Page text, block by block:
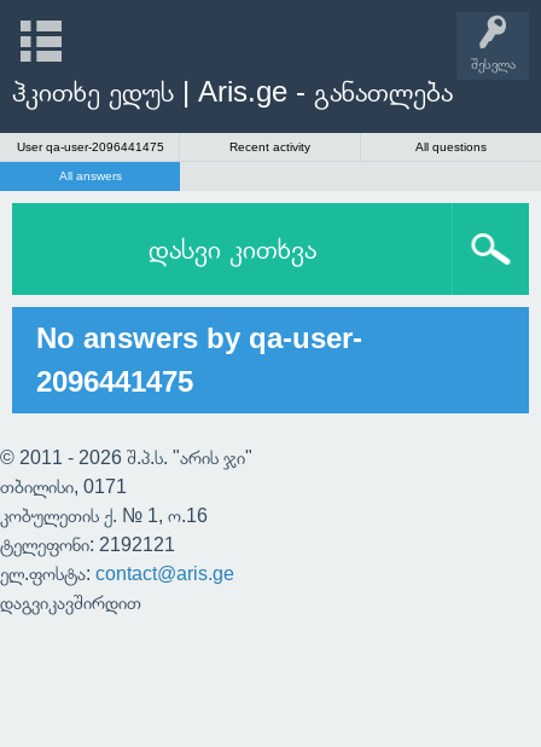
შესვლა
ჰკითხე ედუს | Aris.ge - განათლება
User qa-user-2096441475 Recent activity All questions
All answers
დასვი კითხვა
No answers by qa-user-
2096441475
© 2011 - 2026 შ.პ.ს. "არის ჯი"
თბილისი, 0171
კობულეთის ქ. № 1, ო.16
ტელეფონი: 2192121
ელ.ფოსტა: contact@aris.ge
დაგვიკავშირდით